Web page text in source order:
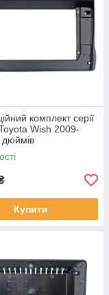
комплект серії
Wish 2009-
Купити